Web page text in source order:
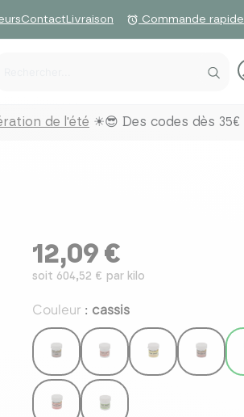
ContactLivraison alarm Commande rapide
de l'été ☀😎 Des codes dès 35€
12,09 €
soit 604,52 € par kilo
Couleur : cassis